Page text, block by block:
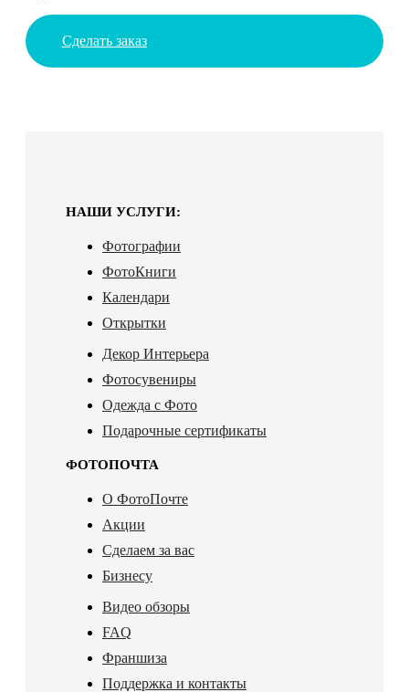
Сделать заказ
НАШИ УСЛУГИ:
Фотографии
ФотоКниги
Календари
Открытки
Декор Интерьера
Фотосувениры
Одежда с Фото
Подарочные сертификаты
ФОТОПОЧТА
О ФотоПочте
Акции
Сделаем за вас
Бизнесу
Видео обзоры
FAQ
Франшиза
Поддержка и контакты